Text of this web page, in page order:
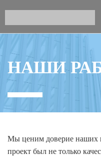
НАШИ
Мы ценим доверие наших
проект был не только